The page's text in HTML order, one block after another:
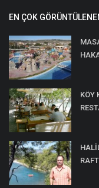
EN ÇOK
KÖY